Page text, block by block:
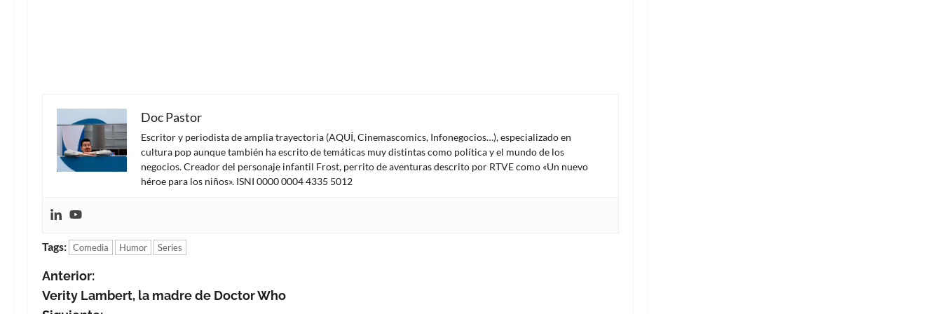
Doc Pastor
Escritor y periodista de amplia trayectoria (AQUÍ, Cinemascomics, Infonegocios…), especializado en
cultura pop aunque también ha escrito de temáticas muy distintas como política y el mundo de los
negocios. Creador del personaje infantil Frost, perrito de aventuras descrito por RTVE como «Un nuevo
héroe para los niños». ISNI 0000 0004 4335 5012
Tags: Comedia Humor Series
N
Anterior:
Verity Lambert, la madre de Doctor Who